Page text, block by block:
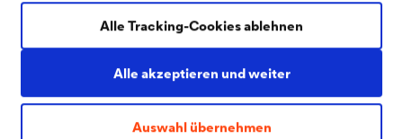
Alle akzeptieren und weiter
Auswahl übernehmen
Alle Tracking-Cookies ablehnen
weiteren technischen Themen erhalten?
Dann kontaktieren Sie gerne unsere
Anwendungstechnik unter +49 2330 63 578
oderatabvf@doerken.de.